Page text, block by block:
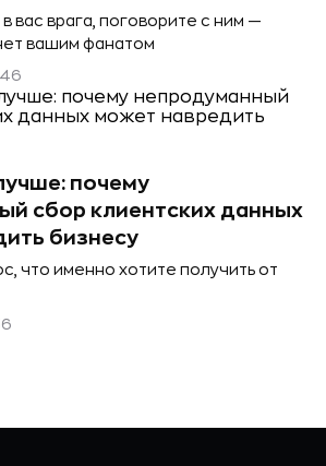
вас врага, поговорите с ним —
вашим фанатом
почему
сбор клиентских данных
бизнесу
что именно хотите получить от